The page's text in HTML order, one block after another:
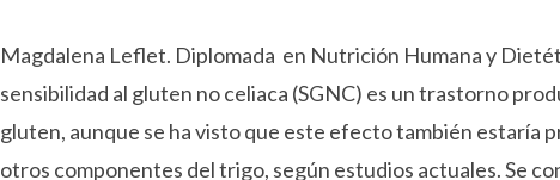
Magdalena Leflet. Diplomada en Nutrición Humana y
sensibilidad al gluten no celiaca (SGNC) es un trastorno
gluten, aunque se ha visto que este efecto también estaría
otros componentes del trigo, según estudios actuales. Se